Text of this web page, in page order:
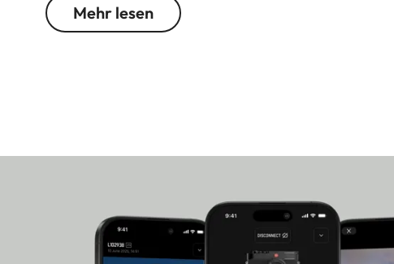
Verbindung zur Leica FOTOS App, über die sich
Mehr lesen